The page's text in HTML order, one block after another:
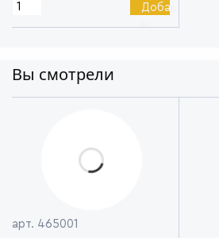
Вы смотрели
арт. 465001